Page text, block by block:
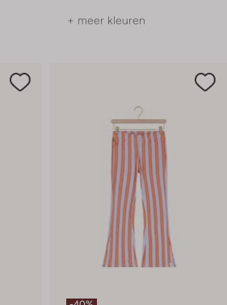
+ meer kleuren